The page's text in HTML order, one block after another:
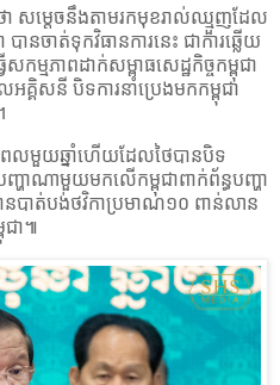
ា សម្តេចនឹងតាមរកមុខរាល់ឈ្មួញដែល
នចាត់ទុកវិធានការនេះ ជាការឆ្លើយ
កម្មភាពដាក់សម្ពាធសេដ្ឋកិច្ចកម្ពុជា
អគ្គិសនី បិទការនាំប្រេងមកកម្ពុជា
េលមួយឆ្នាំហើយដែលថៃបានបិទ
ញ្ហាណាមួយមកលើកម្ពុជាពាក់ព័ន្ធបញ្ហា
បាត់បង់ថវិកាប្រមាណ១០ ពាន់លាន
ជា៕